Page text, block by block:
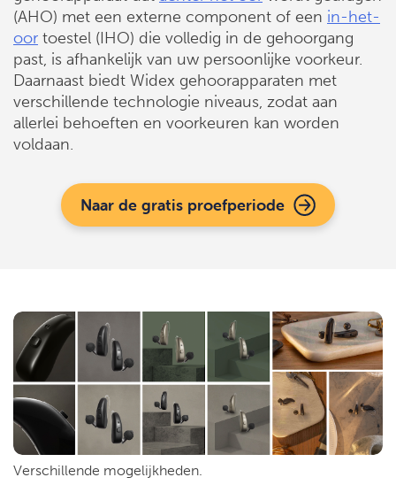
(AHO) met een externe component of een in-het-
oor toestel (IHO) die volledig in de gehoorgang
past, is afhankelijk van uw persoonlijke voorkeur.
Daarnaast biedt Widex gehoorapparaten met
verschillende technologie niveaus, zodat aan
allerlei behoeften en voorkeuren kan worden
voldaan.
Naar de gratis proefperiode
Verschillende mogelijkheden.